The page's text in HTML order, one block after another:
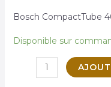
Bosch CompactTube
Disponible sur